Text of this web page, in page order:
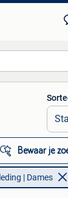
Alle
Bewaar je
| Dames